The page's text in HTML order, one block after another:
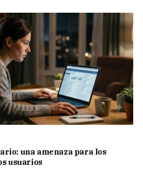
una amenaza para los
usuarios